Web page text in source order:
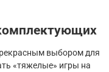
выбором для
«тяжелые» игры на